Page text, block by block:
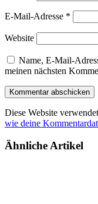
E-Mail-Adresse *
Website
Name, E-Mail-
meinen nächsten
Diese Website
wie deine
Ähnliche Artikel